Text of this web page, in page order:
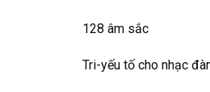
128 âm sắc
Tri-yếu tố cho nhạc